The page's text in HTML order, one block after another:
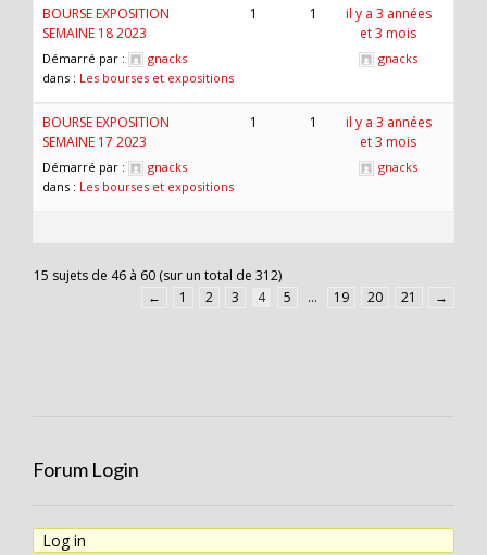
BOURSE EXPOSITION
SEMAINE 18 2023
Démarré par :
gnacks
dans : Les bourses et expositions
1 1
il y a 3 années
et 3 mois
gnacks
BOURSE EXPOSITION
SEMAINE 17 2023
Démarré par :
gnacks
dans : Les bourses et expositions
1 1
il y a 3 années
et 3 mois
gnacks
15 sujets de 46 à 60 (sur un total de 312)
←
1 2 3 4 5 … 19 20 21 →
Forum Login
Log in